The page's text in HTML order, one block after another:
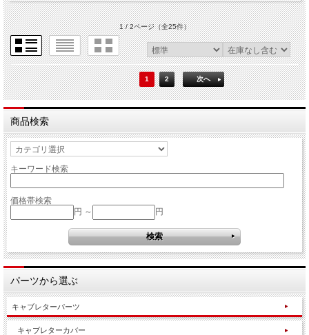
1 / 2ページ（全25件）
1 2 次へ
商品検索
キーワード検索
価格帯検索
円 ～
円
パーツから選ぶ
キャブレターパーツ
キャブレターカバー